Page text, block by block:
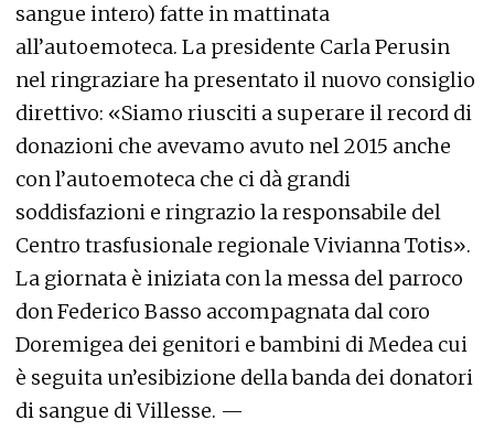
sangue intero) fatte in mattinata
all’autoemoteca. La presidente Carla Perusin
nel ringraziare ha presentato il nuovo consiglio
direttivo: «Siamo riusciti a superare il record di
donazioni che avevamo avuto nel 2015 anche
con l’autoemoteca che ci dà grandi
soddisfazioni e ringrazio la responsabile del
Centro trasfusionale regionale Vivianna Totis».
La giornata è iniziata con la messa del parroco
don Federico Basso accompagnata dal coro
Doremigea dei genitori e bambini di Medea cui
è seguita un’esibizione della banda dei donatori
di sangue di Villesse. —